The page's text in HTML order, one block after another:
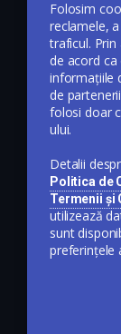
Folosim
reclamele,
traficul. Prin
de acord
informațiile
de
folosi doar
ului.
Detalii
Politica de
Termenii și
utilizează
sunt
preferințele